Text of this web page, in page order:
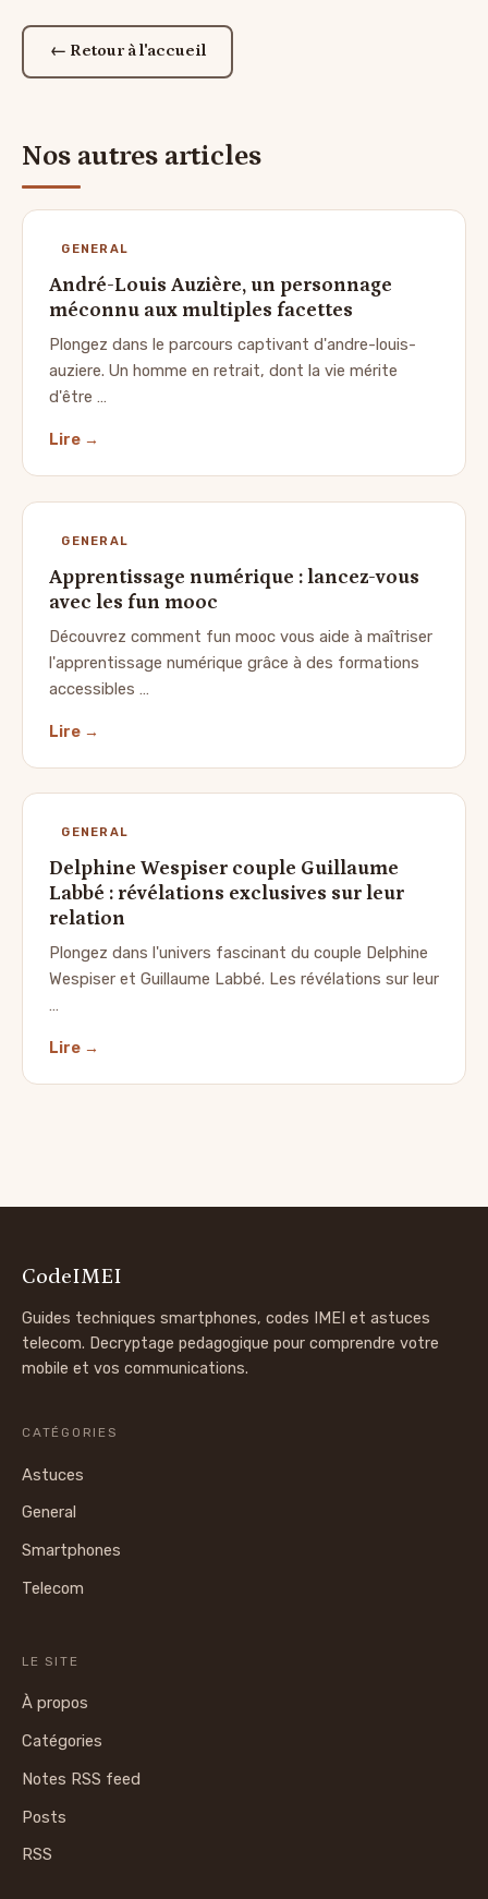
← Retour à l'accueil
Nos autres articles
GENERAL
André-Louis Auzière, un personnage
méconnu aux multiples facettes
Plongez dans le parcours captivant d'andre-louis-
auziere. Un homme en retrait, dont la vie mérite
d'être …
Lire →
GENERAL
Apprentissage numérique : lancez-vous
avec les fun mooc
Découvrez comment fun mooc vous aide à maîtriser
l'apprentissage numérique grâce à des formations
accessibles …
Lire →
GENERAL
Delphine Wespiser couple Guillaume
Labbé : révélations exclusives sur leur
relation
Plongez dans l'univers fascinant du couple Delphine
Wespiser et Guillaume Labbé. Les révélations sur leur
…
Lire →
CodeIMEI
Guides techniques smartphones, codes IMEI et astuces
telecom. Decryptage pedagogique pour comprendre votre
mobile et vos communications.
CATÉGORIES
Astuces
General
Smartphones
Telecom
LE SITE
À propos
Catégories
Notes RSS feed
Posts
RSS